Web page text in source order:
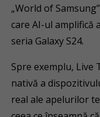
„World of
care AI-ul amplifică
seria Galaxy S24.
Spre exemplu, Live
nativă a
real ale apelurilor